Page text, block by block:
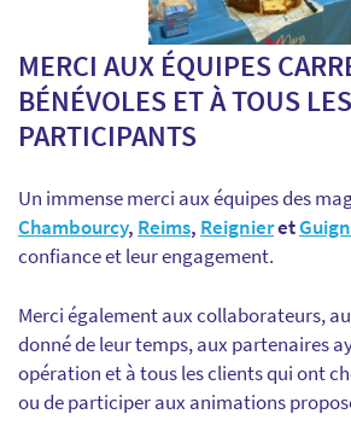
MERCI AUX ÉQUIPES
BÉNÉVOLES ET À TOUS LES
PARTICIPANTS
Un immense merci aux équipes des
Chambourcy, Reims, Reignieret
confiance et leur engagement.
Merci également aux collaborateurs,
donné de leur temps, aux partenaires
opération et à tous les clients qui ont
ou de participer aux animations